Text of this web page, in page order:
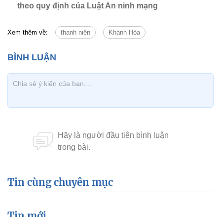
Tin cùng chuyên mục